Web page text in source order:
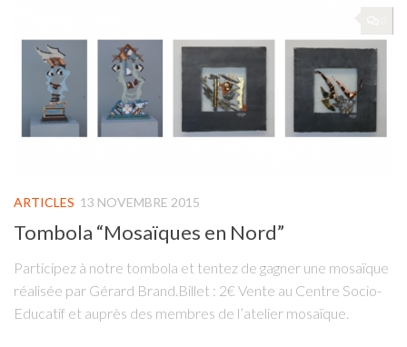
ARTICLES 13 NOVEMBRE 2015
Tombola “Mosaïques en Nord”
Participez à notre tombola et tentez de gagner une mosaïque
réalisée par Gérard Brand.Billet : 2€ Vente au Centre Socio-
Educatif et auprès des membres de l’atelier mosaïque.